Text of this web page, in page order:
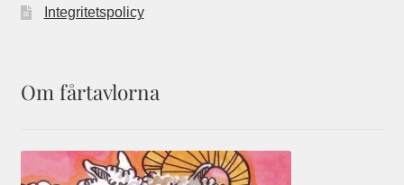
Integritetspolicy
Om fårtavlorna